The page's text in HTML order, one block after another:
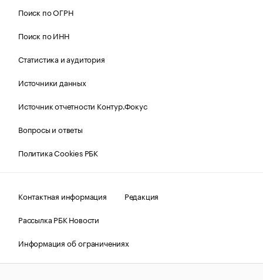
Поиск по ОГРН
Поиск по ИНН
Статистика и аудитория
Источники данных
Источник отчетности Контур.Фокус
Вопросы и ответы
Политика Cookies РБК
Контактная информация
Редакция
Рассылка РБК Новости
Информация об ограничениях
Правовая информация
О соблюдении авторских прав